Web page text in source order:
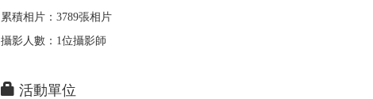
累積相片：3789張相片
攝影人數：1位攝影師
活動單位